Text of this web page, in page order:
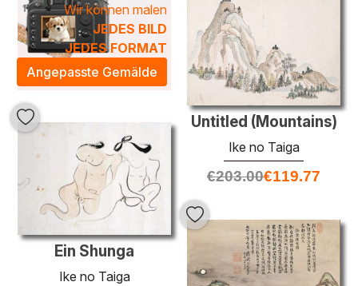
Wir können malen
JEDES BILD
JEDES FORMAT
Angepasste Gemälde
Untitled (Mountains)
Ike no Taiga
€203.00€119.77
Ein Shunga
Ike no Taiga